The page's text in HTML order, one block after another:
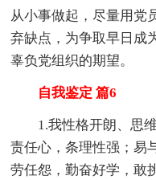
从小事做起，尽量用党
弃缺点，为争取早日成
辜负党组织的期望。
自我鉴定 篇6
1.我性格开朗、思维
责任心，条理性强；易
劳任怨，勤奋好学，敢